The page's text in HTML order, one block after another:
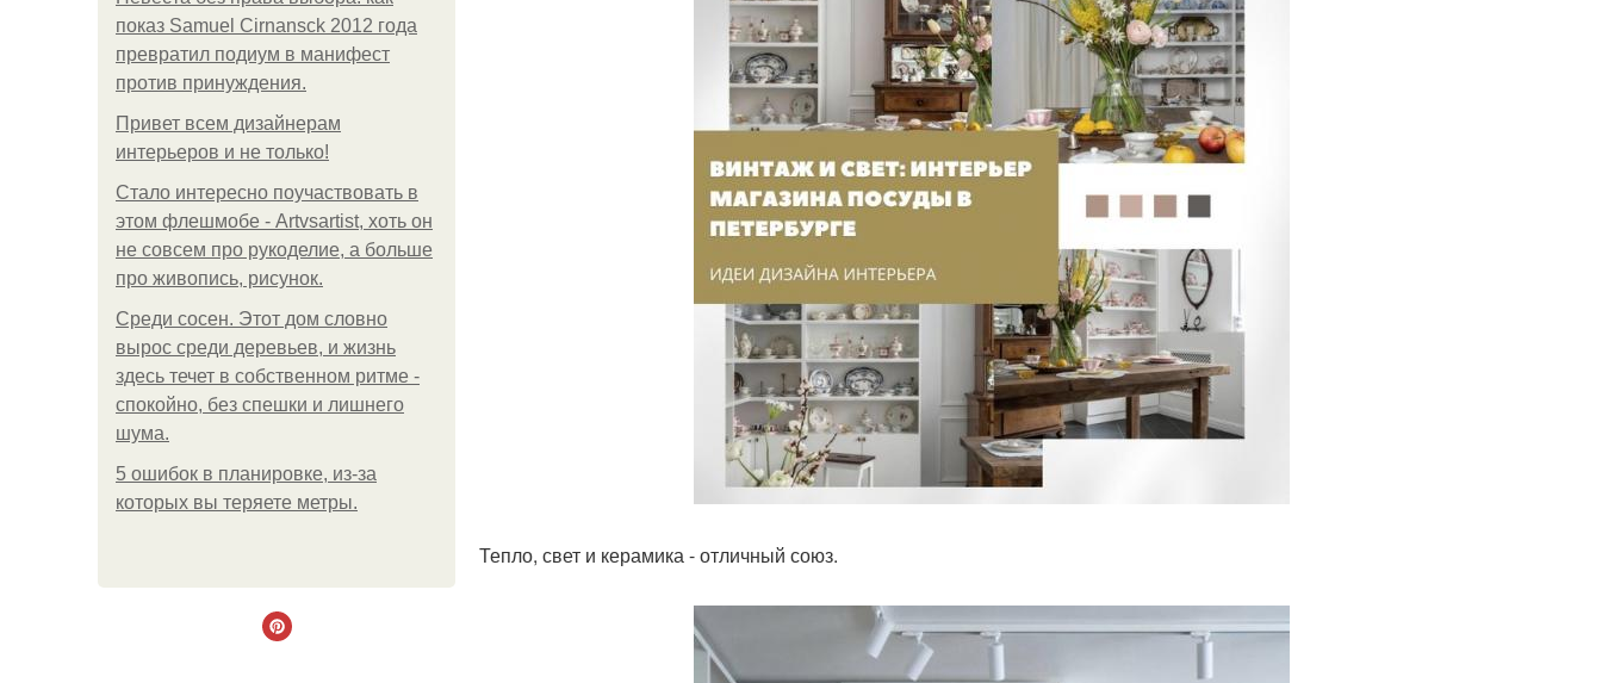
показ Samuel Cirnansck 2012 года
превратил подиум в манифест
против принуждения.
Привет всем дизайнерам
интерьеров и не только!
Стало интересно поучаствовать в
этом флешмобе - Artvsartist, хоть он
не совсем про рукоделие, а больше
про живопись, рисунок.
Среди сосен. Этот дом словно
вырос среди деревьев, и жизнь
здесь течет в собственном ритме -
спокойно, без спешки и лишнего
шума.
5 ошибок в планировке, из-за
которых вы теряете метры.
Тепло, свет и керамика - отличный союз.